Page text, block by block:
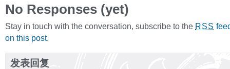
No Responses (yet)
Stay in touch with the conversation, subscribe to the RSS
on this post.
发表回复